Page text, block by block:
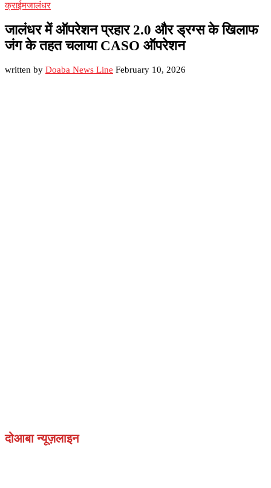
क्राईमजालंधर
जालंधर में ऑपरेशन प्रहार 2.0 और ड्रग्स के खिलाफ
जंग के तहत चलाया CASO ऑपरेशन
written by Doaba News Line February 10, 2026
दोआबा न्यूज़लाइन